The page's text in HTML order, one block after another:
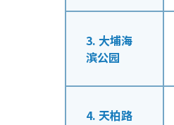
3. 大埔海
滨公园
4. 天柏路